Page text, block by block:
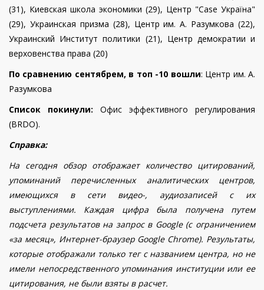
(31), Киевская школа экономики (29), Центр "Case Україна"
(29), Украинская призма (28), Центр им. А. Разумкова (22),
Украинский Институт политики (21), Центр демократии и
верховенства права (20)
По сравнению сентябрем, в топ -10 вошли: Центр им. А.
Разумкова
Список покинули:
Офис эффективного регулирования
(BRDO).
Справка:
На сегодня обзор отображает количество цитирований,
упоминаний перечисленных аналитических центров,
имеющихся в сети видео-, аудиозаписей с их
выступлениями. Каждая цифра была получена путем
подсчета результатов на запрос в Google (с ограничением
«за месяц», Интернет-браузер Google Chrome). Результаты,
которые отображали только тег с названием центра, но не
имели непосредственного упоминания институции или ее
цитирования, не были взяты в расчет.